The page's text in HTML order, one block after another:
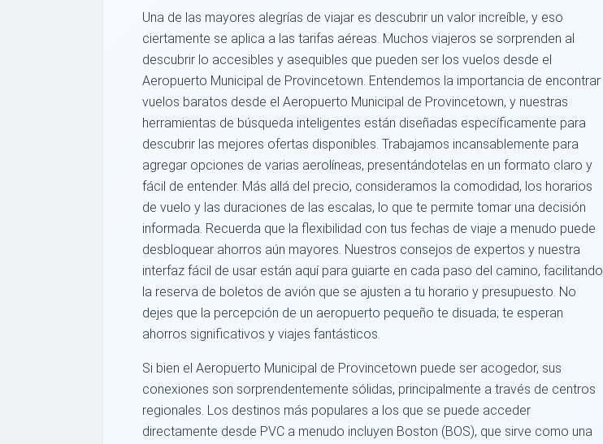
Una de las mayores alegrías de viajar es descubrir un valor increíble, y eso
ciertamente se aplica a las tarifas aéreas. Muchos viajeros se sorprenden al
descubrir lo accesibles y asequibles que pueden ser los vuelos desde el
Aeropuerto Municipal de Provincetown. Entendemos la importancia de encontrar
vuelos baratos desde el Aeropuerto Municipal de Provincetown, y nuestras
herramientas de búsqueda inteligentes están diseñadas específicamente para
descubrir las mejores ofertas disponibles. Trabajamos incansablemente para
agregar opciones de varias aerolíneas, presentándotelas en un formato claro y
fácil de entender. Más allá del precio, consideramos la comodidad, los horarios
de vuelo y las duraciones de las escalas, lo que te permite tomar una decisión
informada. Recuerda que la flexibilidad con tus fechas de viaje a menudo puede
desbloquear ahorros aún mayores. Nuestros consejos de expertos y nuestra
interfaz fácil de usar están aquí para guiarte en cada paso del camino, facilitando
la reserva de boletos de avión que se ajusten a tu horario y presupuesto. No
dejes que la percepción de un aeropuerto pequeño te disuada; te esperan
ahorros significativos y viajes fantásticos.
Si bien el Aeropuerto Municipal de Provincetown puede ser acogedor, sus
conexiones son sorprendentemente sólidas, principalmente a través de centros
regionales. Los destinos más populares a los que se puede acceder
directamente desde PVC a menudo incluyen Boston (BOS), que sirve como una